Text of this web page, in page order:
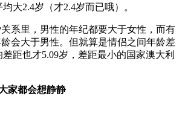
大2.4岁（才2.4岁而已哦）。
系里，男性的年纪都要大于女性，而有
会大于男性。但就算是情侣之间年龄差
距也才5.09岁，差距最小的国家澳大利
家都会想静静